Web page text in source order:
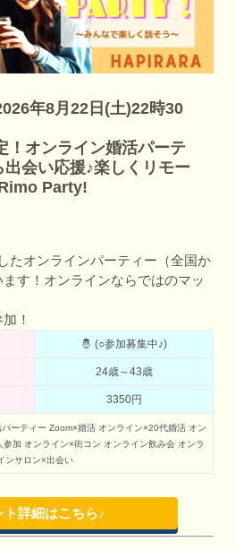
年8月22日(土)22時30
！オンライン婚活パーテ
出会い応援♪楽しくリモー
Party!
たオンラインパーティー（全国か
す！オンラインならではのマッ
！
🤴 (○参加募集中♪)
24歳～43歳
3350円
ーティー Zoom×婚活 オンライン×20代婚活 オン
参加 オンライン×街コン オンライン飲み会 オンラ
ンサロン×出会い
ト詳細はこちら♪